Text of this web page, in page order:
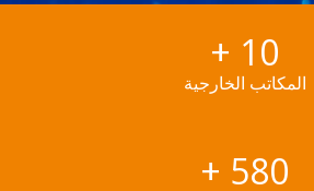
10
+
المكاتب الخارجية
580
+